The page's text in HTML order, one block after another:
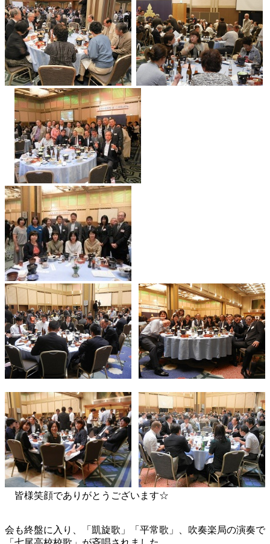
皆様笑顔でありがとうございます☆
会も終盤に入り、「凱旋歌」「平常歌」、吹奏楽局の演奏で